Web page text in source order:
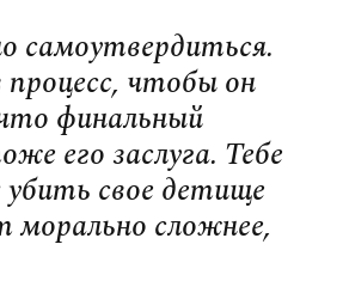
самоутвердиться.
процесс, чтобы он
финальный
его заслуга. Тебе
свое детище
морально сложнее,